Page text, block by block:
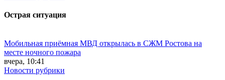
Острая ситуация
Мобильная приёмная МВД открылась в СЖМ Ростова на
месте ночного пожара
вчера, 10:41
Новости рубрики